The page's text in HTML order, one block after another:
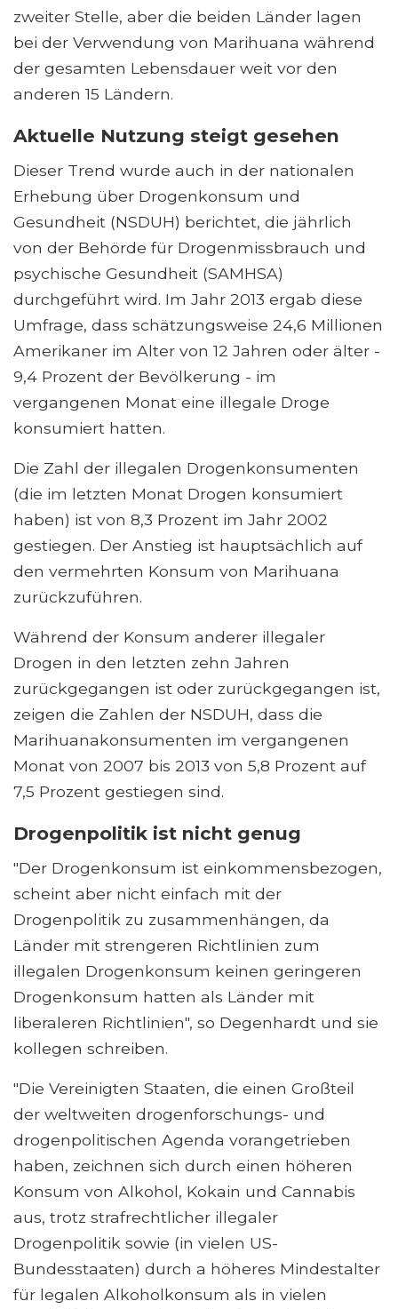
zweiter Stelle, aber die beiden Länder lagen
bei der Verwendung von Marihuana während
der gesamten Lebensdauer weit vor den
anderen 15 Ländern.
Aktuelle Nutzung steigt gesehen
Dieser Trend wurde auch in der nationalen
Erhebung über Drogenkonsum und
Gesundheit (NSDUH) berichtet, die jährlich
von der Behörde für Drogenmissbrauch und
psychische Gesundheit (SAMHSA)
durchgeführt wird. Im Jahr 2013 ergab diese
Umfrage, dass schätzungsweise 24,6 Millionen
Amerikaner im Alter von 12 Jahren oder älter -
9,4 Prozent der Bevölkerung - im
vergangenen Monat eine illegale Droge
konsumiert hatten.
Die Zahl der illegalen Drogenkonsumenten
(die im letzten Monat Drogen konsumiert
haben) ist von 8,3 Prozent im Jahr 2002
gestiegen. Der Anstieg ist hauptsächlich auf
den vermehrten Konsum von Marihuana
zurückzuführen.
Während der Konsum anderer illegaler
Drogen in den letzten zehn Jahren
zurückgegangen ist oder zurückgegangen ist,
zeigen die Zahlen der NSDUH, dass die
Marihuanakonsumenten im vergangenen
Monat von 2007 bis 2013 von 5,8 Prozent auf
7,5 Prozent gestiegen sind.
Drogenpolitik ist nicht genug
"Der Drogenkonsum ist einkommensbezogen,
scheint aber nicht einfach mit der
Drogenpolitik zu zusammenhängen, da
Länder mit strengeren Richtlinien zum
illegalen Drogenkonsum keinen geringeren
Drogenkonsum hatten als Länder mit
liberaleren Richtlinien", so Degenhardt und sie
kollegen schreiben.
"Die Vereinigten Staaten, die einen Großteil
der weltweiten drogenforschungs- und
drogenpolitischen Agenda vorangetrieben
haben, zeichnen sich durch einen höheren
Konsum von Alkohol, Kokain und Cannabis
aus, trotz strafrechtlicher illegaler
Drogenpolitik sowie (in vielen US-
Bundesstaaten) durch a höheres Mindestalter
für legalen Alkoholkonsum als in vielen